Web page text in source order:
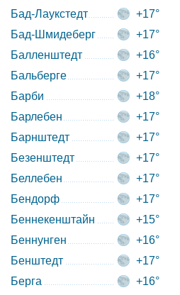
Бад-Лаукстедт
+17°
Бад-Шмидеберг
+17°
Балленштедт
+16°
Бальберге
+17°
Барби
+18°
Барлебен
+17°
Барнштедт
+17°
Безенштедт
+17°
Беллебен
+17°
Бендорф
+17°
Беннекенштайн
+15°
Беннунген
+16°
Бенштедт
+17°
Берга
+16°